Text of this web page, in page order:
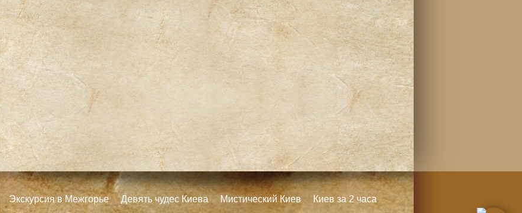
Экскурсия в Межгорье Девять чудес Киева Мистический Киев Киев за 2 часа